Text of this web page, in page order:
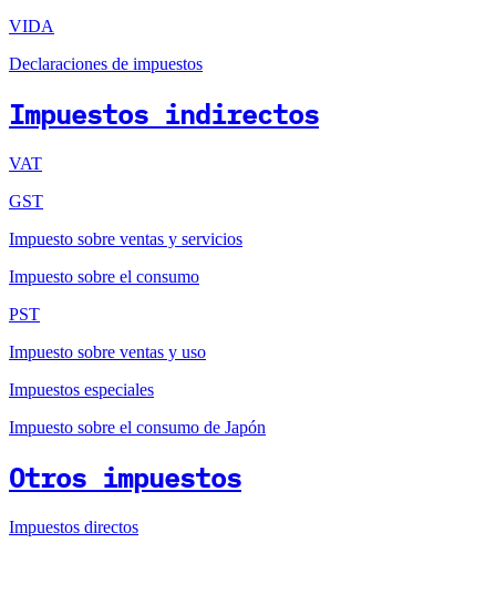
VIDA
Declaraciones de impuestos
Impuestos indirectos
VAT
GST
Impuesto sobre ventas y servicios
Impuesto sobre el consumo
PST
Impuesto sobre ventas y uso
Impuestos especiales
Impuesto sobre el consumo de Japón
Otros impuestos
Impuestos directos